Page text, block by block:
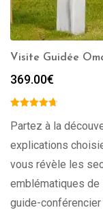
Visite Guidée
369.00€
Partez à la
explications
vous révèle les
emblématiques de
guide-